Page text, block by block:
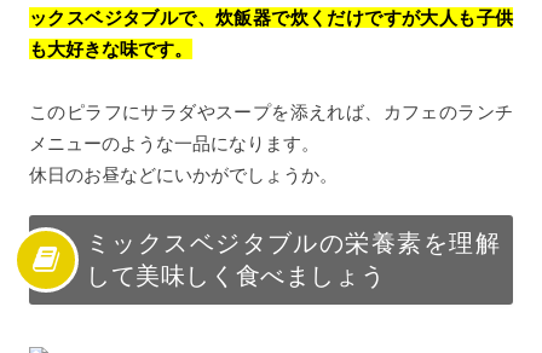
ックスベジタブルで、炊飯器で炊くだけですが大人も子供
も大好きな味です。
このピラフにサラダやスープを添えれば、カフェのランチ
メニューのような一品になります。
休日のお昼などにいかがでしょうか。
ミックスベジタブルの栄養素を理解
して美味しく食べましょう